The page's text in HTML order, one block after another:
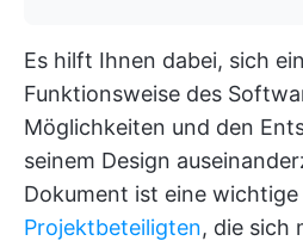
Es hilft Ihnen dabei, sich
Funktionsweise des
Möglichkeiten und den
seinem Design
Dokument ist eine wichtige
Projektbeteiligten, die sich